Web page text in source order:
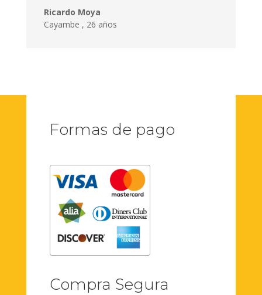
Ricardo Moya
Cayambe , 26 años
Formas de pago
Compra Segura